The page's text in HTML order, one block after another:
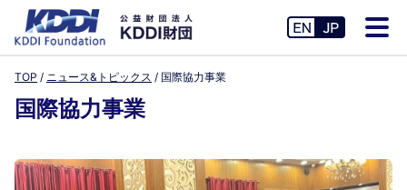
TOP ニュース&トピックス 国際協力事業
国際協力事業